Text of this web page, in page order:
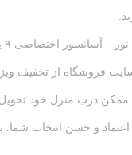
فروشگاه از تخفیف
ممکن درب منزل خود تحویل
و حسن انتخاب شما.